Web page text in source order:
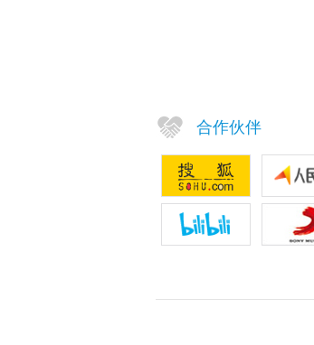
合作伙伴